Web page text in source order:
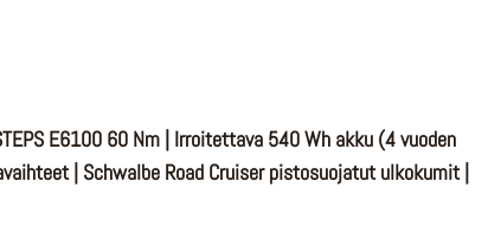
€.
E6100 60 Nm | Irroitettava 540 Wh akku (4 vuoden
| Schwalbe Road Cruiser pistosuojatut ulkokumit |